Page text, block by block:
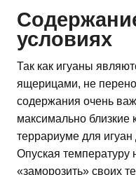
условиях
Так как игуаны
ящерицами, не
содержания очень
максимально
террариуме для
Опуская
«заморозить» своих